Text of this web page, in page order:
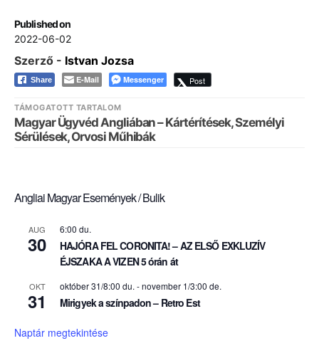
Published on
2022-06-02
Szerző - Istvan Jozsa
Share E-Mail Messenger Post
TÁMOGATOTT TARTALOM
Magyar Ügyvéd Angliában – Kártérítések, Személyi
Sérülések, Orvosi Műhibák
Angliai Magyar Események / Bulik
AUG
30
6:00 du.
HAJÓRA FEL CORONITA! – AZ ELSŐ EXKLUZÍV
ÉJSZAKA A VIZEN 5 órán át
OKT
31
október 31/8:00 du. -november 1/3:00 de.
Mirigyek a színpadon – Retro Est
Naptár megtekintése